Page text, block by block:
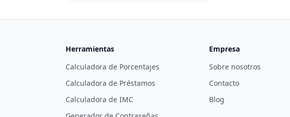
Herramientas
Calculadora de Porcentajes
Calculadora de Préstamos
Calculadora de IMC
Empresa
Sobre nosotros
Contacto
Blog